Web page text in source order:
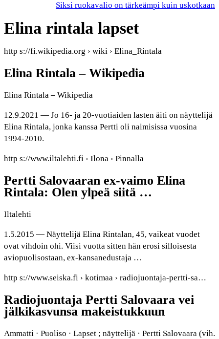
Siksi ruokavalio on tärkeämpi kuin uskotkaan
Elina rintala lapset
http s://fi.wikipedia.org › wiki › Elina_Rintala
Elina Rintala – Wikipedia
Elina Rintala – Wikipedia
12.9.2021 — Jo 16- ja 20-vuotiaiden lasten äiti on näyttelijä
Elina Rintala, jonka kanssa Pertti oli naimisissa vuosina
1994-2010.
http s://www.iltalehti.fi › Ilona › Pinnalla
Pertti Salovaaran ex-vaimo Elina
Rintala: Olen ylpeä siitä …
Iltalehti
1.5.2015 — Näyttelijä Elina Rintalan, 45, vaikeat vuodet
ovat vihdoin ohi. Viisi vuotta sitten hän erosi silloisesta
aviopuolisostaan, ex-kansanedustaja …
http s://www.seiska.fi › kotimaa › radiojuontaja-pertti-sa…
Radiojuontaja Pertti Salovaara vei
jälkikasvunsa makeistukkuun
Ammatti · Puoliso · Lapset ; näyttelijä · Pertti Salovaara (vih.